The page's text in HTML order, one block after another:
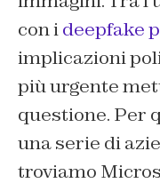
con ideepfake
implicazioni
più urgente
questione. Per
una serie di
troviamo